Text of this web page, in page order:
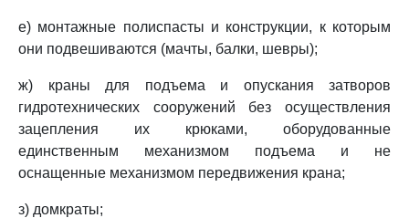
е) монтажные полиспасты и конструкции, к которым
они подвешиваются (мачты, балки, шевры);
ж) краны для подъема и опускания затворов
гидротехнических сооружений без осуществления
зацепления их крюками, оборудованные
единственным механизмом подъема и не
оснащенные механизмом передвижения крана;
з) домкраты;